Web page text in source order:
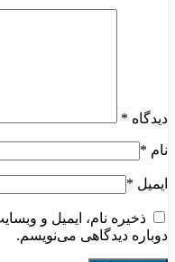
دیدگاه *
نام *
ایمیل *
ذخیره نام، ایمیل و
دوباره دیدگاهی می‌نویسم.